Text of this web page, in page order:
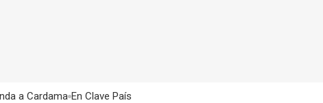
a Cardama En Clave País